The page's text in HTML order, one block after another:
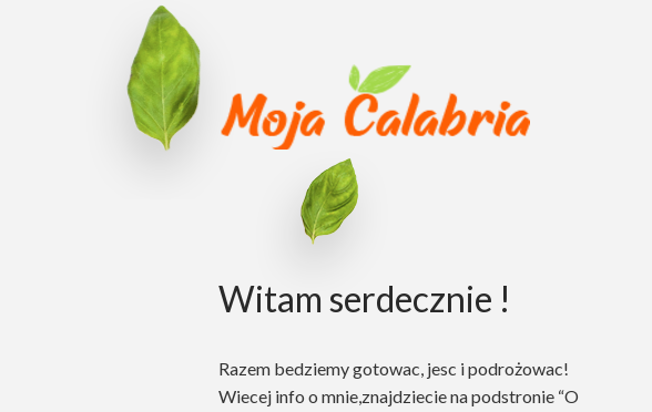
Witam serdecznie !
Razem bedziemy gotowac, jesc i podrożowac!
Wiecej info o mnie,znajdziecie na podstronie “O